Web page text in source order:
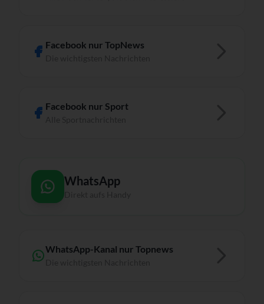
Facebook nur TopNews
Facebook nur Sport
WhatsApp
WhatsApp-Kanal nur Topnews